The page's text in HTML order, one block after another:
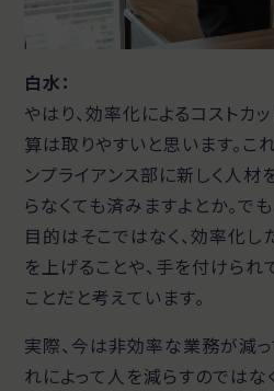
白水：
やはり、効率化によるコストカ
算は取りやすいと思います。こ
ンプライアンス部に新しく人
らなくても済みますよとか。で
目的はそこではなく、効率化し
を上げることや、手を付けら
ことだと考えています。
実際、今は非効率な業務が減っ
れによって人を減らすのではな